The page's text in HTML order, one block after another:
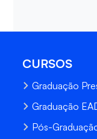
CURSOS
Graduação
Graduação
Pós-